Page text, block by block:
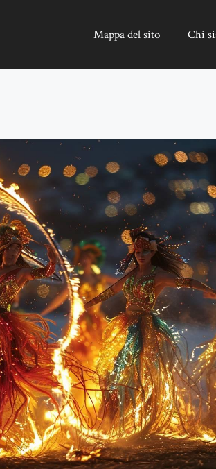
Mappa del sito Chi